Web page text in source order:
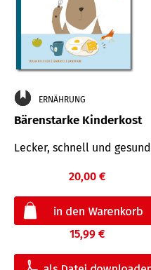
ERNÄHRUNG
Bärenstarke Kinderkost
Lecker, schnell und gesund
20,00 €
15,99 €